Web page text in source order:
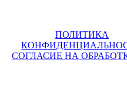
ПОЛИТИКА
СОГЛАСИЕ НА